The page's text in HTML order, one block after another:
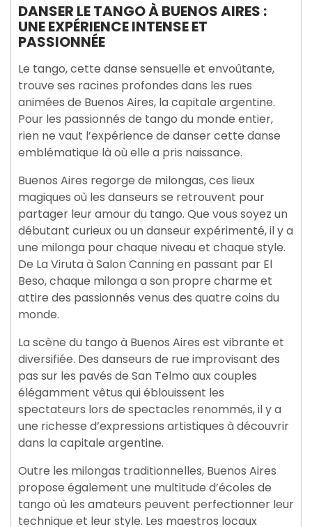
DANSER LE TANGO À BUENOS AIRES :
UNE EXPÉRIENCE INTENSE ET
PASSIONNÉE
Le tango, cette danse sensuelle et envoûtante,
trouve ses racines profondes dans les rues
animées de Buenos Aires, la capitale argentine.
Pour les passionnés de tango du monde entier,
rien ne vaut l’expérience de danser cette danse
emblématique là où elle a pris naissance.
Buenos Aires regorge de milongas, ces lieux
magiques où les danseurs se retrouvent pour
partager leur amour du tango. Que vous soyez un
débutant curieux ou un danseur expérimenté, il y a
une milonga pour chaque niveau et chaque style.
De La Viruta à Salon Canning en passant par El
Beso, chaque milonga a son propre charme et
attire des passionnés venus des quatre coins du
monde.
La scène du tango à Buenos Aires est vibrante et
diversifiée. Des danseurs de rue improvisant des
pas sur les pavés de San Telmo aux couples
élégamment vêtus qui éblouissent les
spectateurs lors de spectacles renommés, il y a
une richesse d’expressions artistiques à découvrir
dans la capitale argentine.
Outre les milongas traditionnelles, Buenos Aires
propose également une multitude d’écoles de
tango où les amateurs peuvent perfectionner leur
technique et leur style. Les maestros locaux